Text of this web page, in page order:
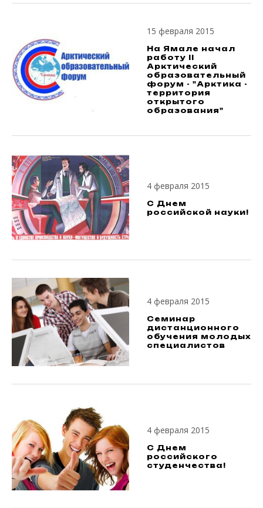
15 февраля 2015
На Ямале начал
работу II
Арктический
образовательный
форум - "Арктика -
территория
открытого
образования"
4 февраля 2015
С Днем
российской науки!
4 февраля 2015
Семинар
дистанционного
обучения молодых
специалистов
4 февраля 2015
C Днем
российского
студенчества!